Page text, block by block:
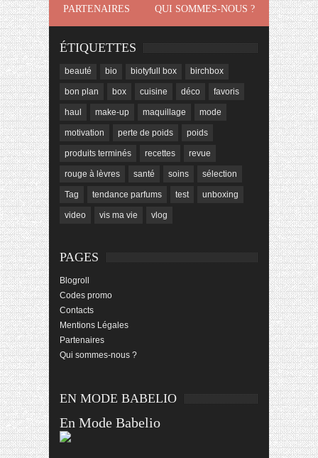
PARTENAIRES
QUI SOMMES-NOUS ?
ÉTIQUETTES
beauté bio biotyfull box birchbox
bon plan box cuisine déco favoris
haul make-up maquillage mode
motivation perte de poids poids
produits terminés recettes revue
rouge à lèvres santé soins sélection
Tag tendance parfums test unboxing
video vis ma vie vlog
PAGES
Blogroll
Codes promo
Contacts
Mentions Légales
Partenaires
Qui sommes-nous ?
EN MODE BABELIO
En Mode Babelio